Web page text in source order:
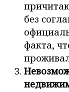
без
факта,